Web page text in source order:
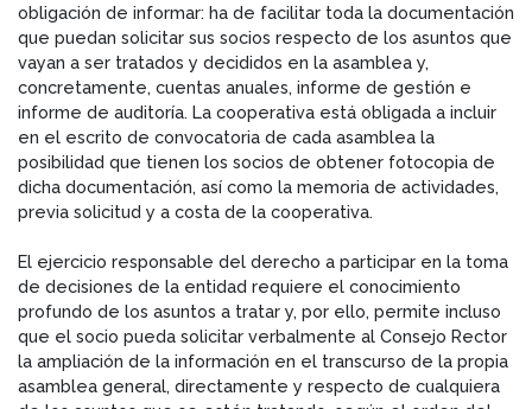
obligación de informar: ha de facilitar toda la documentación
que puedan solicitar sus socios respecto de los asuntos que
vayan a ser tratados y decididos en la asamblea y,
concretamente, cuentas anuales, informe de gestión e
informe de auditoría. La cooperativa está obligada a incluir
en el escrito de convocatoria de cada asamblea la
posibilidad que tienen los socios de obtener fotocopia de
dicha documentación, así como la memoria de actividades,
previa solicitud y a costa de la cooperativa.
El ejercicio responsable del derecho a participar en la toma
de decisiones de la entidad requiere el conocimiento
profundo de los asuntos a tratar y, por ello, permite incluso
que el socio pueda solicitar verbalmente al Consejo Rector
la ampliación de la información en el transcurso de la propia
asamblea general, directamente y respecto de cualquiera